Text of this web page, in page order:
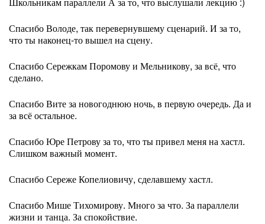
Спасибо Володе, так перевернувшему сценарий. И за то,
что ты наконец-то вышел на сцену.
Спасибо Сережкам Поромову и Мельникову, за всё, что
сделано.
Спасибо Вите за новогоднюю ночь, в первую очередь. Да и
за всё остальное.
Спасибо Юре Петрову за то, что ты привел меня на хастл.
Слишком важный момент.
Спасибо Сереже Копелиовичу, сделавшему хастл.
Спасибо Мише Тихомирову. Много за что. За параллели
жизни и танца. За спокойствие.